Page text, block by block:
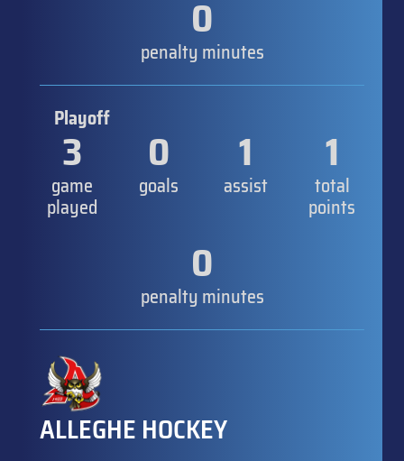
0
penalty minutes
Playoff
3
game
played
0
goals
1
assist
1
total
points
0
penalty minutes
ALLEGHE HOCKEY